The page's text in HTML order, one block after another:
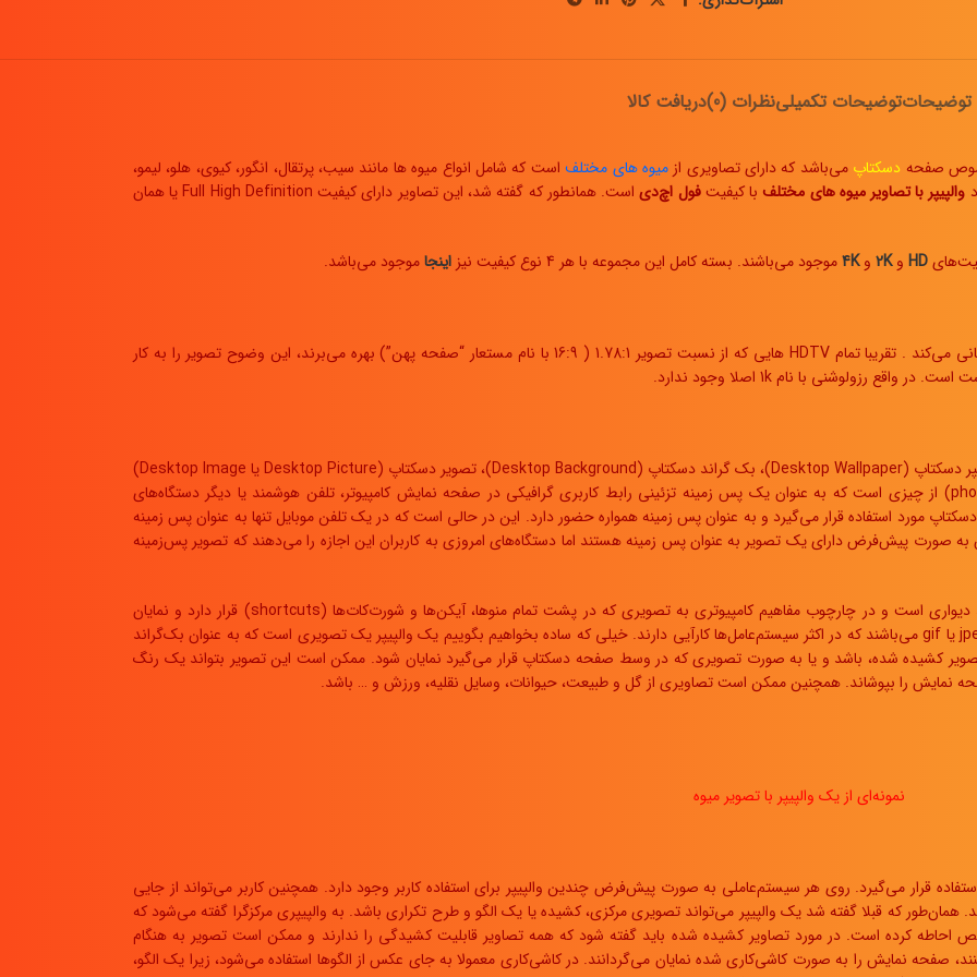
توضیحاتتوضیحات تکمیلینظرات (0) دریافت کالا
صفحه دسکتاپ می‌باشد که دارای تصاویری ازمیوه های مختلف است که شامل انواع میوه ها مانند سیب، پرتقال، انگور، کیوی، هلو، لیمو،
والپیپر با تصاویر میوه های مختلف با کیفیتفول اچ‌دی است. همانطور که گفته شد، این تصاویر دارای کیفیت Full High Definition یا همان
HD و2K و4Kموجود می‌باشند. بسته کامل این مجموعه با هر 4 نوع کیفیت نیز اینجاموجود می‌باشد.
1080p یا Full HD یک رزولوشن عمودی است که از تعداد 1080×1920 پیکسل پشتیبانی می‌کند . تقریبا تمام HDTV‌ هایی که از نسبت تصویر 1.78:1 ( 16:9 با نام مستعار “صفحه پهن”) بهره می‌برند، این وضوح تصویر را به کار
یک والپیپر (Wallpaper) یا “بک گراند” (Background) [که با نام هایی مانند والپیپر دسکتاپ (Desktop Wallpaper)، بک گراند دسکتاپ (Desktop Background)، تصویر دسکتاپ (Desktop Picture یا Desktop Image)
در زمینه کامپیوتر، شناخته می‌شود.] یک تصویر یا عکس دیجیتالی (image یا photo) از چیزی است که به عنوان یک پس زمینه تزئینی رابط کاربری گرافیکی در صفحه نمایش کامپیوتر، تلفن هوشمند یا دیگر دستگاه‌های
مورد استفاده قرار می‌گیرد و به عنوان پس زمینه همواره حضور دارد. این در حالی است که در یک تلفن موبایل تنها به عنوان پس زمینه
صورت پیش‌فرض دارای یک تصویر به عنوان پس زمینه هستند اما دستگاه‌های امروزی به کاربران این اجازه را می‌دهند که تصویر پس‌زمینه
والپیپر (به طور مثال در اینجا والپیپر با تصاویر میوه های گوناگون) به معنای کاغذ دیواری است و در چارچوب مفاهیم کامپیوتری به تصویری که در پشت تمام منوها، آیکن‌ها و شورت‌کات‌ها (shortcuts) قرار دارد و نمایان
می‌شود، گفته می‌شود. والپیپرها یا همان پس زمینه، به طور معمول دارای فرمت jpeg یا gif می‌باشند که در اکثر سیستم‌عامل‌ها کارآیی دارند. خیلی که ساده بخواهیم بگوییم یک والپیپر یک تصویری است که به عنوان بک‌گراند
کشیده شده، باشد و یا به صورت تصویری که در وسط صفحه دسکتاپ قرار می‌گیرد نمایان شود. ممکن است این تصویر بتواند یک رنگ
نمایش را بپوشاند. همچنین ممکن است تصاویری از گل و طبیعت، حیوانات، وسایل نقلیه، ورزش و … باشد.
نمونه‌ای از یک والپیپر با تصویر میوه
قرار می‌گیرد. روی هر سیستم‌عاملی به صورت پیش‌فرض چندین والپیپر برای استفاده کاربر وجود دارد. همچنین کاربر می‌تواند از جایی
همان‌طور که قبلا گفته شد یک والپیپر می‌تواند تصویری مرکزی، کشیده یا یک الگو و طرح تکراری باشد. به والپیپری مرکزگرا گفته می‌شود که
کرده است. در مورد تصاویر کشیده شده باید گفته شود که همه تصاویر قابلیت کشیدگی را ندارند و ممکن است تصویر به هنگام
صفحه نمایش را به صورت کاشی‌کاری شده نمایان می‌گردانند. در کاشی‌کاری معمولا به جای عکس از الگوها استفاده می‌شود، زیرا یک الگو،